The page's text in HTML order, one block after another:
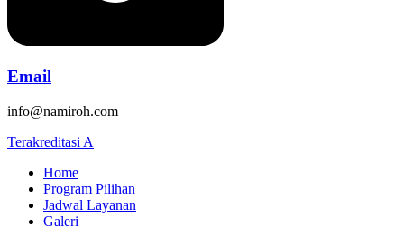
Email
info@namiroh.com
Terakreditasi A
Home
Program Pilihan
Jadwal Layanan
Galeri